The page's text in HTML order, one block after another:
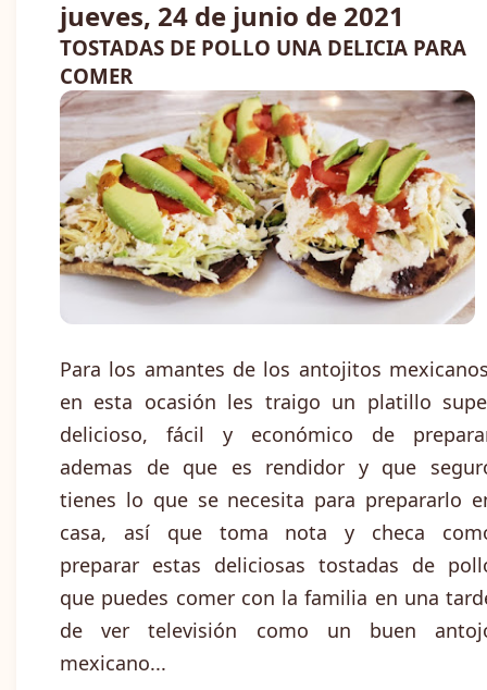
jueves, 24 de junio de 2021
TOSTADAS DE POLLO UNA DELICIA PARA
COMER
Para los amantes de los antojitos
en esta ocasión les traigo un platillo
delicioso, fácil y económico de
ademas de que es rendidor y que
tienes lo que se necesita para prepararlo
casa, así que toma nota y checa
preparar estas deliciosas tostadas de
que puedes comer con la familia en una
de ver televisión como un buen
mexicano...